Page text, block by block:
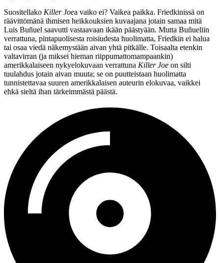
Suositellako Killer Joea vaiko ei? Vaikea paikka. Friedkinissä on
räävittömänä ihmisen heikkouksien kuvaajana jotain samaa mitä
Luis Buñuel saavutti vastaavaan ikään päästyään. Mutta Buñueliin
verrattuna, pintapuolisesta roisiudesta huolimatta, Friedkin ei halua
tai osaa viedä näkemystään aivan yhtä pitkälle. Toisaalta etenkin
valtavirran (ja miksei hieman riippumattomampaankin)
amerikkalaiseen nykyelokuvaan verrattuna Killer Joe on silti
tuulahdus jotain aivan muuta; se on puutteistaan huolimatta
tunnistettavaa suuren amerikkalaisen auteurin elokuvaa, vaikkei
ehkä sieltä ihan tärkeimmästä päästä.